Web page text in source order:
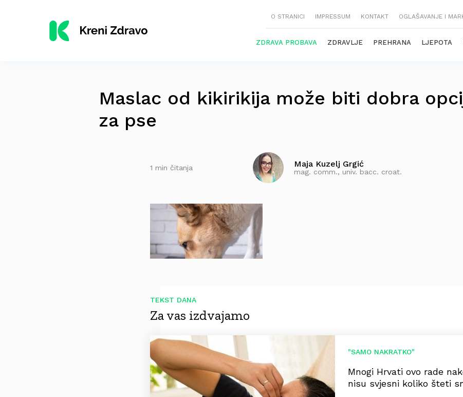
O STRANICI IMPRESSUM KONTAKT OGLAŠAVANJE I
ZDRAVA PROBAVA ZDRAVLJE PREHRANA LJEPOTA
Maslac od kikirikija može biti dobra
za pse
1 min čitanja Maja Kuzelj Grgić
mag. comm., univ. bacc. croat.
TEKST DANA
Za vas izdvajamo
"SAMO NAKRATKO"
Mnogi Hrvati ovo rade
nisu svjesni koliko šteti